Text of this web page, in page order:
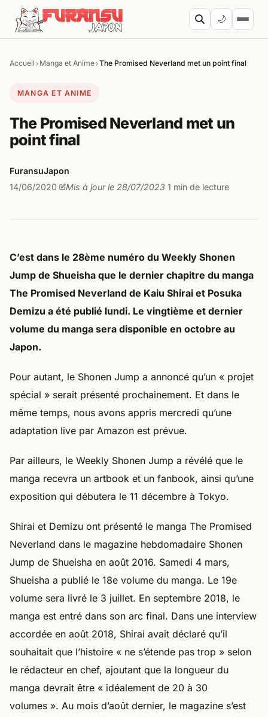
Aller au contenu
🌙
Accueil › Manga et Anime›The Promised Neverland met un point final
MANGA ET ANIME
The Promised Neverland met un
point final
FuransuJapon
14/06/2020· Mis à jour le 28/07/2023·1 min de lecture
C’est dans le 28ème numéro du Weekly Shonen
Jump de Shueisha que le dernier chapitre du manga
The Promised Neverland de Kaiu Shirai et Posuka
Demizu a été publié lundi. Le vingtième et dernier
volume du manga sera disponible en octobre au
Japon.
Pour autant, le Shonen Jump a annoncé qu’un « projet
spécial » serait présenté prochainement. Et dans le
même temps, nous avons appris mercredi qu’une
adaptation live par Amazon est prévue.
Par ailleurs, le Weekly Shonen Jump a révélé que le
manga recevra un artbook et un fanbook, ainsi qu’une
exposition qui débutera le 11 décembre à Tokyo.
Shirai et Demizu ont présenté le manga The Promised
Neverland dans le magazine hebdomadaire Shonen
Jump de Shueisha en août 2016. Samedi 4 mars,
Shueisha a publié le 18e volume du manga. Le 19e
volume sera livré le 3 juillet. En septembre 2018, le
manga est entré dans son arc final. Dans une interview
accordée en août 2018, Shirai avait déclaré qu’il
souhaitait que l’histoire « ne s’étende pas trop » selon
le rédacteur en chef, ajoutant que la longueur du
manga devrait être « idéalement de 20 à 30
volumes ». Au mois d’août dernier, le magazine s’est